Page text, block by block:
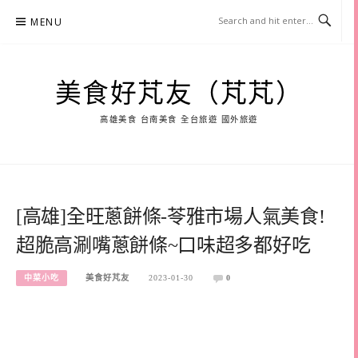
MENU
美食好芃友（芃芃）
高雄美食 台南美食 全台旅遊 國外旅遊
[高雄]全旺蔥餅條-苓雅市場人氣美食!
超脆高涮嘴蔥餅條~口味超多都好吃
中菜小吃 美食好芃友 2023-01-30 0